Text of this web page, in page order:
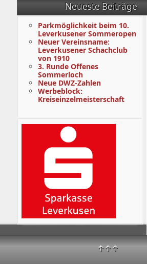
↑↑↑
Neueste Beiträge
Parkmöglichkeit beim 10.
Leverkusener Sommeropen
Neuer Vereinsname:
Leverkusener Schachclub
von 1910
3. Runde Offenes
Sommerloch
Neue DWZ-Zahlen
Werbeblock:
Kreiseinzelmeisterschaft